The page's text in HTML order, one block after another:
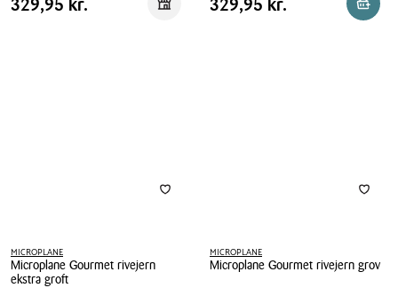
rivejern
329,95 kr. Reservér i butik
Gourmet
329,95 kr.
MICROPLANE
Microplane Gourmet rivejern
ekstra groft
MICROPLANE
Microplane Gourmet rivejern grov